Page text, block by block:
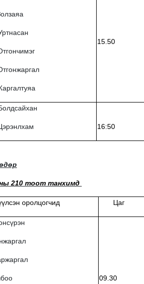
15.50
16:50
210 тоот танхимд
оролцогчид Цаг
09.30